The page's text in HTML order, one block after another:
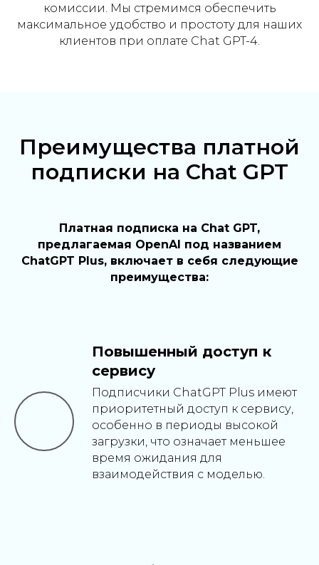
комиссии. Мы стремимся обеспечить
максимальное удобство и простоту для наших
клиентов при оплате Chat GPT-4.
Преимущества платной
подписки на Chat GPT
Платная подписка на Chat GPT,
предлагаемая OpenAI под названием
ChatGPT Plus, включает в себя следующие
преимущества:
Повышенный доступ к
сервису
Подписчики ChatGPT Plus имеют
приоритетный доступ к сервису,
особенно в периоды высокой
загрузки, что означает меньшее
время ожидания для
взаимодействия с моделью.